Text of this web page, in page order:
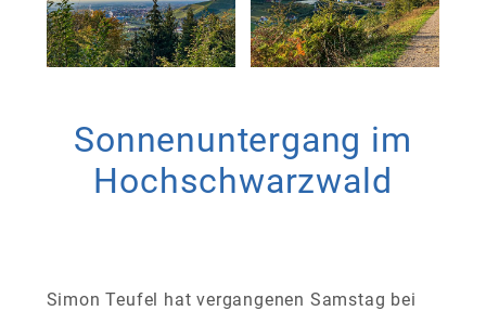
Sonnenuntergang im
Hochschwarzwald
Simon Teufel hat vergangenen Samstag bei